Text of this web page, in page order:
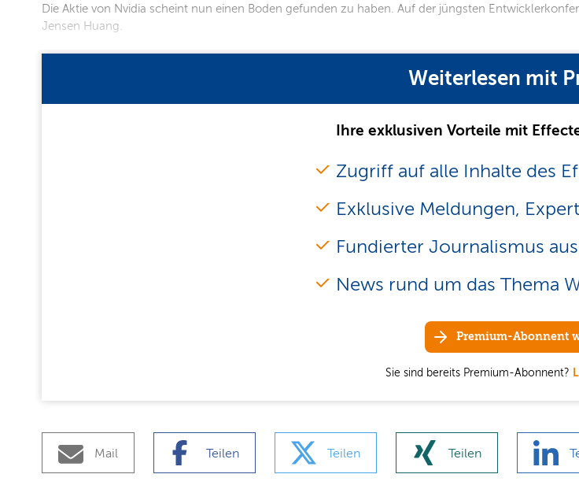
Die Aktie von Nvidia scheint nun einen Boden gefunden zu haben. Auf der jüngsten
Jensen Huang.
Weiterlesen mit
Ihre exklusiven Vorteile mit
Zugriff auf alle Inhalte des
Exklusive Meldungen,
Fundierter Journalismus
News rund um das Thema
Premium-Abonnent
Sie sind bereits Premium-Abonnent?
Mail Teilen Teilen Teilen